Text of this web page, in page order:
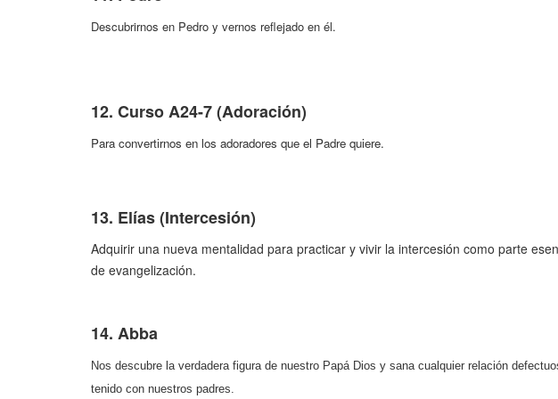
Descubrirnos en Pedro y vernos reflejado en él.
12. Curso A24-7 (Adoración)
Para convertirnos en los adoradores que el Padre quiere.
13. Elías (Intercesión)
Adquirir una nueva mentalidad para practicar y vivir la intercesión como parte
de evangelización.
14. Abba
Nos descubre la verdadera figura de nuestro Papá Dios y sana cualquier relación
tenido con nuestros padres.